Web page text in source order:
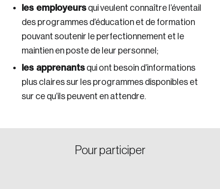
les employeurs qui veulent connaître l’éventail
des programmes d’éducation et de formation
pouvant soutenir le perfectionnement et le
maintien en poste de leur personnel;
les apprenants qui ont besoin d’informations
plus claires sur les programmes disponibles et
sur ce qu’ils peuvent en attendre.
Pour participer